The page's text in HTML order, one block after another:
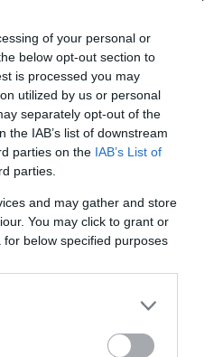
of your personal or
below opt-out section to
is processed you may
utilized by us or personal
separately opt-out of the
IAB’s list of downstream
parties on the IAB’s List of
parties.
and may gather and store
You may click to grant or
below specified purposes
HÍRLEVÉL
Név
E-mail cím
Feliratkozom
adatvédelmi